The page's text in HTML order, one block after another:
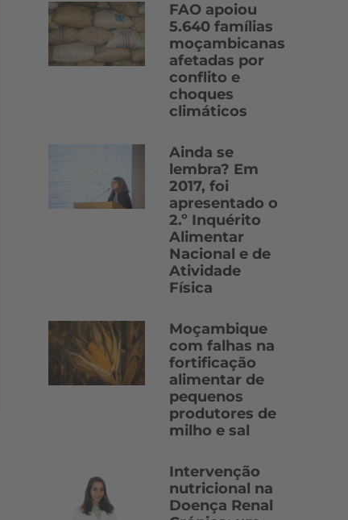
FAO apoiou
5.640 famílias
moçambicanas
afetadas por
conflito e
choques
climáticos
Ainda se
lembra? Em
2017, foi
apresentado o
2.º Inquérito
Alimentar
Nacional e de
Atividade
Física
Moçambique
com falhas na
fortificação
alimentar de
pequenos
produtores de
milho e sal
Intervenção
nutricional na
Doença Renal